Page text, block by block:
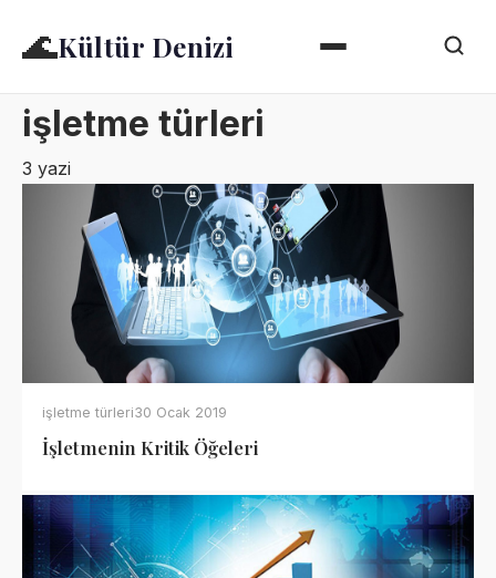
🌊Kültür Denizi
işletme türleri
3 yazi
işletme türleri30 Ocak 2019
İşletmenin Kritik Öğeleri